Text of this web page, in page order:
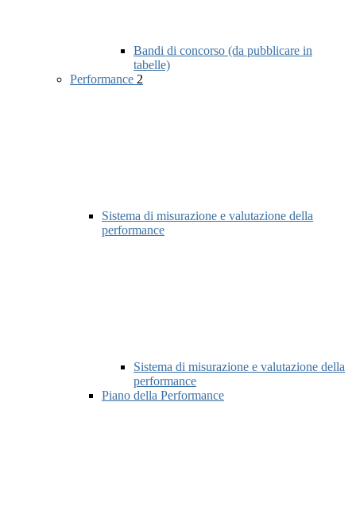
Bandi di concorso (da pubblicare in
tabelle)
Performance 2
Sistema di misurazione e valutazione della
performance
Sistema di misurazione e valutazione della
performance
Piano della Performance